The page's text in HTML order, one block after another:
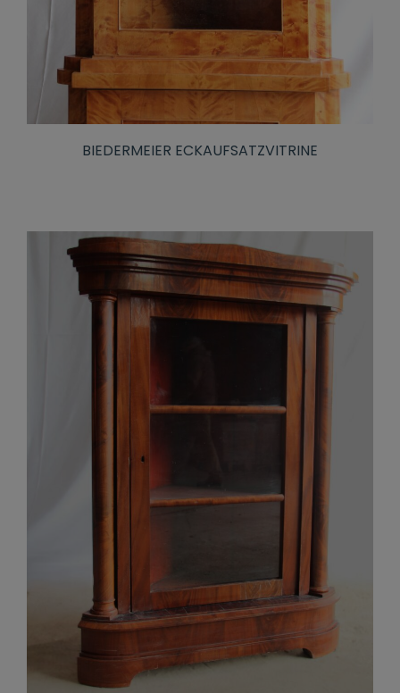
BIEDERMEIER ECKAUFSATZVITRINE